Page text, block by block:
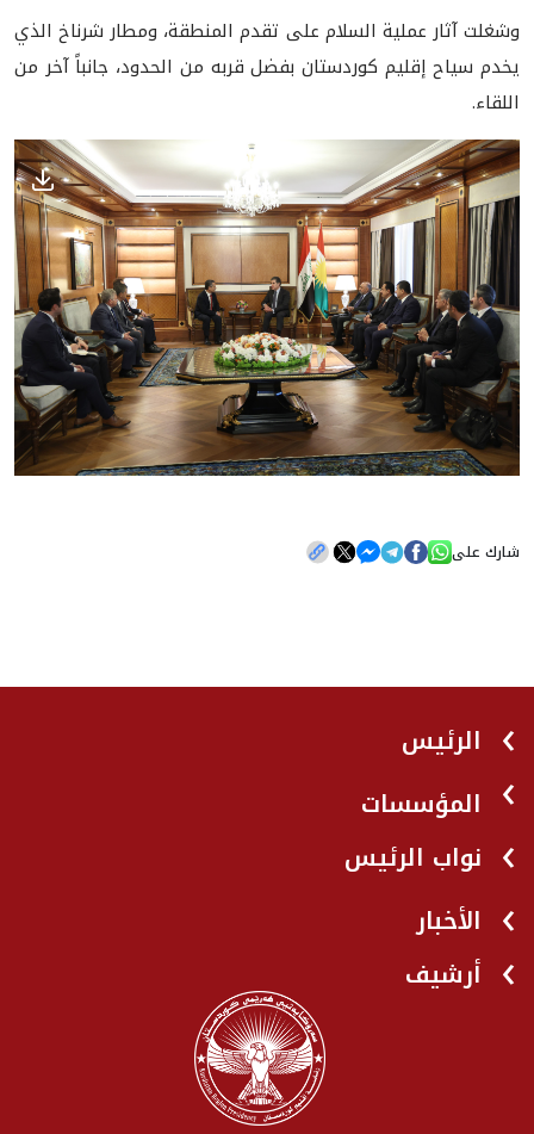
وشغلت آثار عملية السلام على تقدم المنطقة، ومطار شرناخ الذي
يخدم سياح إقليم كوردستان بفضل قربه من الحدود، جانباً آخر من
اللقاء.
شارك على
الرئيس
المؤسسات
نواب الرئيس
الأخبار
أرشيف